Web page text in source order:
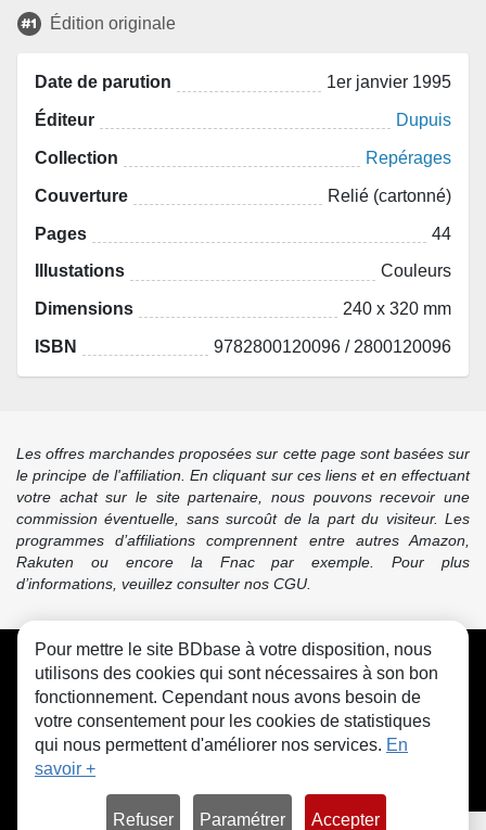
Édition originale
Date de parution 1er janvier 1995
Éditeur Dupuis
Collection Repérages
Couverture Relié (cartonné)
Pages 44
Illustations Couleurs
Dimensions 240 x 320 mm
ISBN 9782800120096 / 2800120096
Les offres marchandes proposées sur cette page sont basées sur
le principe de l'affiliation. En cliquant sur ces liens et en effectuant
votre achat sur le site partenaire, nous pouvons recevoir une
commission éventuelle, sans surcoût de la part du visiteur. Les
programmes d’affiliations comprennent entre autres Amazon,
Rakuten ou encore la Fnac par exemple. Pour plus
d’informations, veuillez consulter nos CGU.
CGU FAQ Contact Cookies
Pour mettre le site BDbase à votre disposition, nous
utilisons des cookies qui sont nécessaires à son bon
fonctionnement. Cependant nous avons besoin de
votre consentement pour les cookies de statistiques
qui nous permettent d'améliorer nos services. En
savoir +
Refuser Paramétrer Accepter